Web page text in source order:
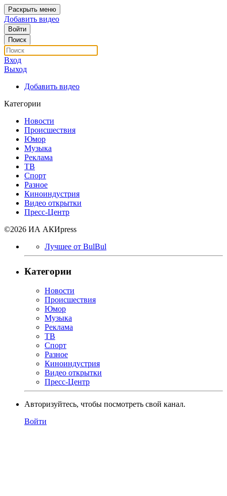
Раскрыть меню
Добавить видео
Войти
Поиск
Вход
Выход
Добавить видео
Категории
Новости
Происшествия
Юмор
Музыка
Реклама
ТВ
Спорт
Разное
Киноиндустрия
Видео открытки
Пресс-Центр
©2026 ИА АКИpress
Лучшее от BulBul
Категории
Новости
Происшествия
Юмор
Музыка
Реклама
ТВ
Спорт
Разное
Киноиндустрия
Видео открытки
Пресс-Центр
Авторизуйтесь, чтобы посмотреть свой канал.
Войти